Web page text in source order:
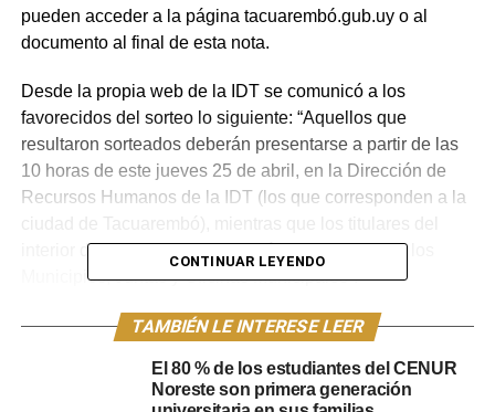
pueden acceder a la página tacuarembó.gub.uy o al
documento al final de esta nota.
Desde la propia web de la IDT se comunicó a los
favorecidos del sorteo lo siguiente: “Aquellos que
resultaron sorteados deberán presentarse a partir de las
10 horas de este jueves 25 de abril, en la Dirección de
Recursos Humanos de la IDT (los que corresponden a la
interior del departamento, tendrán que concurrir a los
Municipios, Juntas y Oficinas Municipales”.
El intendente de Tacuarembó, Wilson Ezquerra, en una
martes 23 de abril, expresó que “ es una primera
oportunidad laboral para mucha gente” en referencia a los
CONTINUAR LEYENDO
TAMBIÉN LE INTERESE LEER
El 80 % de los estudiantes del CENUR
Noreste son primera generación